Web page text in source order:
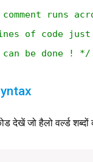
runs
of code just
be done ! */
देखें जो हैलो वर्ल्ड शब्दों